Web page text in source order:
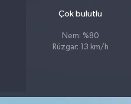
Çok bulutlu
Nem: %80
Rüzgar: 13 km/h